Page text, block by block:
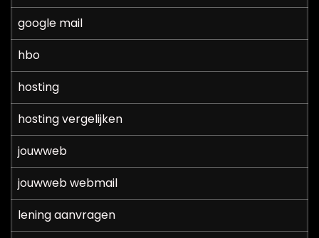
google mail
hbo
hosting
hosting vergelijken
jouwweb
jouwweb webmail
lening aanvragen